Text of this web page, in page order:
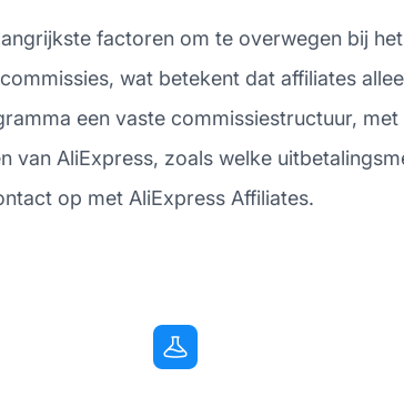
factoren om te overwegen bij
wat betekent dat affiliates
een vaste commissiestructuur,
van AliExpress, zoals welke
op met AliExpress Affiliates.